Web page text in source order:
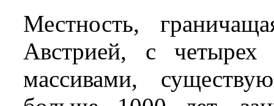
Местность,
Австрией, с четырех
массивами,